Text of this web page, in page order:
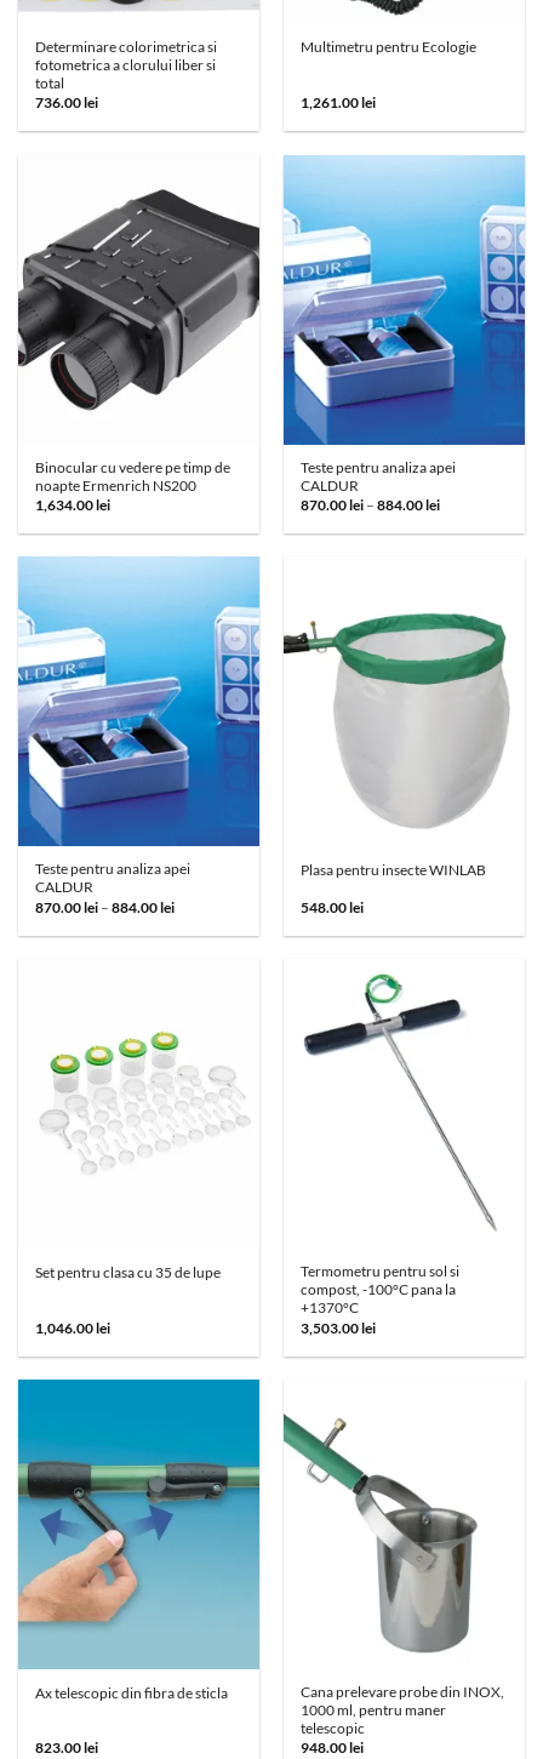
Determinare colorimetrica si
fotometrica a clorului liber si
total
736.00lei
Multimetru pentru Ecologie
1,261.00lei
Binocular cu vedere pe timp de
noapte Ermenrich NS200
1,634.00lei
Teste pentru analiza apei
CALDUR
870.00lei – 884.00leiInterval
prețuri:
Teste pentru analiza apei
CALDUR
870.00lei – 884.00leiInterval
prețuri:
Plasa pentru insecte WINLAB
548.00lei
Set pentru clasa cu 35 de lupe
1,046.00lei
Termometru pentru sol si
compost, -100°C pana la
+1370°C
3,503.00lei
Ax telescopic din fibra de sticla
823.00lei
Cana prelevare probe din INOX,
1000 ml, pentru maner
telescopic
948.00lei